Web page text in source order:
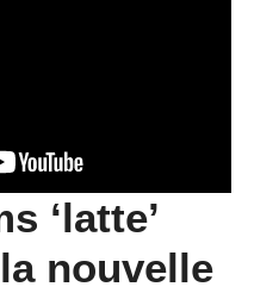
‘latte’
nouvelle